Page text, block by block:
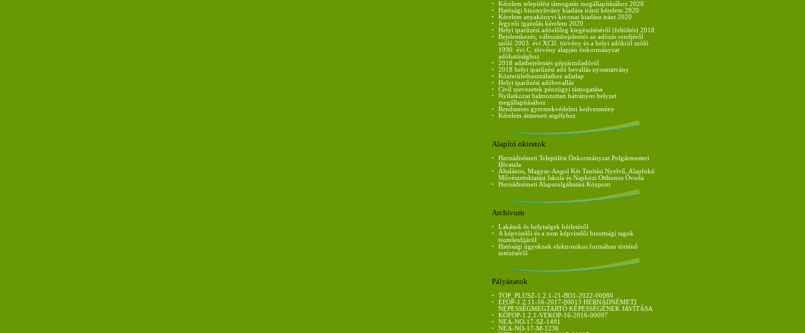
• Kérelem települési támogatás megállapításához 2020
• Hatósági bizonyítvány kiadása iránti kérelem 2020
• Kérelem anyakönyvi kivonat kiadása iránt 2020
• Jegyzői igazolás kérelem 2020
• Helyi iparűzési adóelőleg kiegészítéséről (feltöltés) 2018
•
Bejelentkezés, változásbejelentés az adózás rendjéről
szóló 2003. évi XCII. törvény és a helyi adókról szóló
1990. évi C. törvény alapján önkormányzat
adóhatósághoz
• 2018 adatbejelentés gépjárműadóról
• 2018 helyi iparűzési adó bevallás nyomtatvány
• Közterülethasználathoz adatlap
• Helyi iparűzési adóbevallás
• Civil szevezetek pénzügyi támogatása
•
Nyilatkozat halmozottan hátrányos helyzet
megállapításához
• Rendszeres gyermekvédelmi kedvezmény
• Kérelem átmeneti segélyhez
Alapító okiratok
•
Hernádnémeti Települési Önkormányzat Polgármesteri
Hivatala
•
Általános, Magyar-Angol Két Tanítási Nyelvű, Alapfokú
Művészetoktatási Iskola és Napközi Otthonos Óvoda
• Hernádnémeti Alapszolgáltatási Központ
Archívum
• Lakások és helyiségek bérletéről
•
A képviselői és a nem képviselői bizottsági tagok
tiszteletdíjáról
•
Hatósági ügyeknek elektronikus formában történő
intézéséről
Pályázatok
• TOP_PLUSZ-1.2.1-21-BO1-2022-00080
•
EFOP-1.2.11-16-2017-00013 HERNÁDNÉMETI
NÉPESSÉGMEGTARTÓ KÉPESSÉGÉNEK JAVÍTÁSA
• KÖFOP-1.2.1-VEKOP-16-2016-00097
• NEA-NO-17-SZ-1491
• NEA-NO-17-M-1236